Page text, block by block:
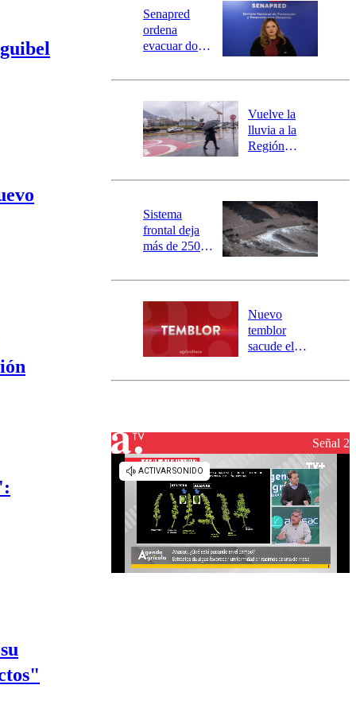
Universidad de Chile
Sustentabilidad
Senapred
ordena
evacuar dos
Carahue por
río Damas:
activa
mensajería
SAE
Vuelve la
lluvia a la
Región
este es el
la DMC para
este viernes
Sistema
frontal deja
más de 250
y 317
aisladas entre
Valparaíso y
Los Ríos
Nuevo
temblor
sacude el
revisa la
Señal 2